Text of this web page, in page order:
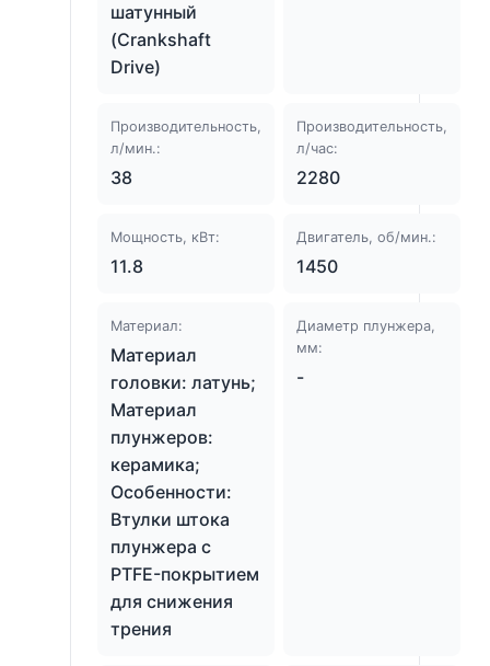
шатунный
(Crankshaft
Drive)
Производительность,
л/мин.:
38
Производительность,
л/час:
2280
Мощность, кВт:
11.8
Двигатель, об/мин.:
1450
Материал:
Материал
головки: латунь;
Материал
плунжеров:
керамика;
Особенности:
Втулки штока
плунжера с
PTFE-покрытием
для снижения
трения
Диаметр плунжера,
мм:
-